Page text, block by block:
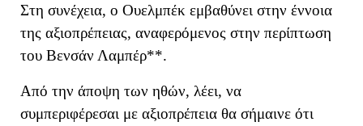
Στη συνέχεια, ο Ουελμπέκ εμβαθύνει στην έννοια
της αξιοπρέπειας, αναφερόμενος στην περίπτωση
του Βενσάν Λαμπέρ**.
Από την άποψη των ηθών, λέει, να
συμπεριφέρεσαι με αξιοπρέπεια θα σήμαινε ότι